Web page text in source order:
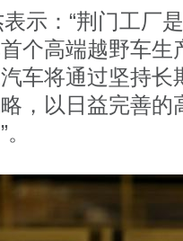
示：“荆门工厂
个高端越野车
车将通过坚持
，以日益完善